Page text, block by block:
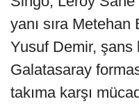
direktör Okan
durumunda ilk kez
Yaz transfer